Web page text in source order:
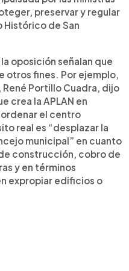
preservar y regular
Histórico de San
oposición señalan que
otros fines. Por ejemplo,
Portillo Cuadra, dijo
crea la APLAN en
el centro
real es “desplazar la
municipal” en cuanto
construcción, cobro de
y en términos
expropiar edificios o